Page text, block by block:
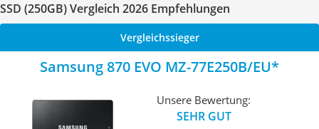
SSD (250GB) Vergleich 2026 Empfehlungen
Vergleichssieger
Samsung 870 EVO MZ-77E250B/EU
Unsere Bewertung:
SEHR GUT